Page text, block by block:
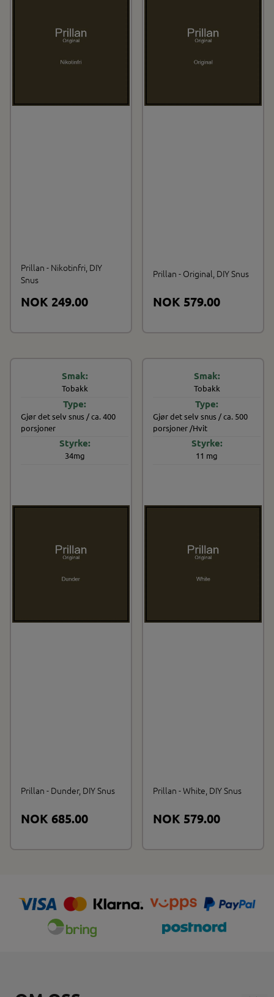
Prillan - Nikotinfri, DIY
Snus
NOK 249.00
Prillan - Original, DIY Snus
NOK 579.00
Prillan - Dunder, DIY Snus
NOK 685.00
Tobakk
Gjør det selv snus / ca. 400
porsjoner
34mg
Prillan - White, DIY Snus
NOK 579.00
Tobakk
Gjør det selv snus / ca. 500
porsjoner /Hvit
11 mg